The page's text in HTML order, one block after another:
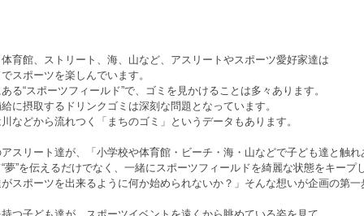
育館、ストリート、海、山など、アスリートやスポーツ愛好家達は
ポーツを楽しんでいます。
“スポーツフィールド”で、ゴミを見かけることは多々あります。
摂取するドリンクゴミは深刻な問題となっています。
どから流れつく「まちのゴミ」というデータもあります。
リート達が、「小学校や体育館・ビーチ・海・山などで子ども達と触れ
”を伝えるだけでなく、一緒にスポーツフィールドを綺麗な状態をキープ
ポーツを出来るように何か始められないか？」そんな想いが企画の第一